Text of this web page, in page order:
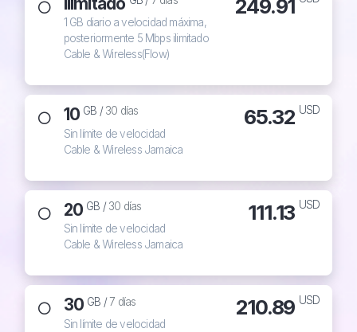
1 GB diario a velocidad máxima,
posteriormente 5 Mbps ilimitado
Cable & Wireless(Flow)
249.91
10 GB /30 días
Sin límite de velocidad
Cable & Wireless Jamaica
65.32 USD
20 GB /30 días
Sin límite de velocidad
Cable & Wireless Jamaica
111.13 USD
30 GB /7 días
Sin límite de velocidad
210.89 USD